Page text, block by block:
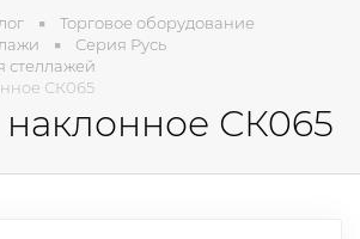
Торговое оборудование
Серия Русь
стеллажей
СК065
СК065